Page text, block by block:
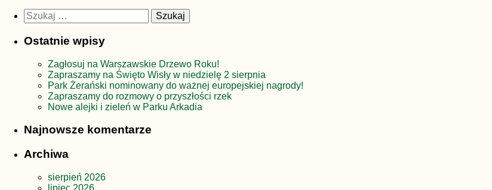
Szukaj:
Ostatnie wpisy
Zagłosuj na Warszawskie Drzewo Roku!
Zapraszamy na Święto Wisły w niedzielę 2 sierpnia
Park Żerański nominowany do ważnej europejskiej nagrody!
Zapraszamy do rozmowy o przyszłości rzek
Nowe alejki i zieleń w Parku Arkadia
Najnowsze komentarze
Archiwa
sierpień 2026
lipiec 2026